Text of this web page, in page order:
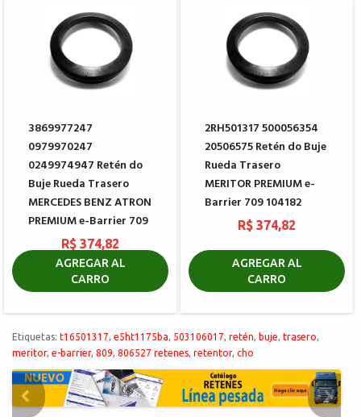
3869977247
0979970247
0249974947 Retén do
Buje Rueda Trasero
MERCEDES BENZ ATRON
PREMIUM e-Barrier 709
R$ 374,82
AGREGAR AL
CARRO
2RH501317 500056354
20506575 Retén do Buje
Rueda Trasero
MERITOR PREMIUM e-
Barrier 709 104182
R$ 374,82
AGREGAR AL
CARRO
Etiquetas: t16501317 e5ht1175ba 503106017 retén buje trasero
meritor, e-barrier, 809 806527 retenes retentor, cho